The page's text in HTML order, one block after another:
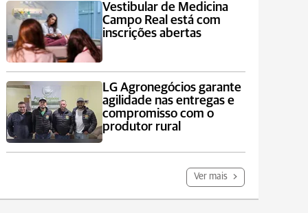
Vestibular de Medicina
Campo Real está com
inscrições abertas
LG Agronegócios garante
agilidade nas entregas e
compromisso com o
produtor rural
Ver mais